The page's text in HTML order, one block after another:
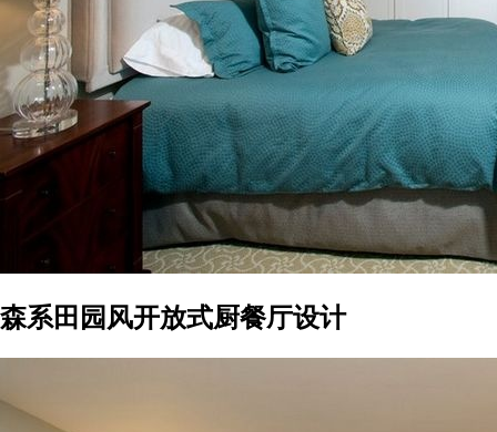
森系田园风开放式厨餐厅设计